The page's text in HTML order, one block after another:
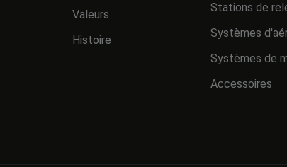
Valeurs
Histoire
Stations de
Systèmes
Systèmes de
Accessoires